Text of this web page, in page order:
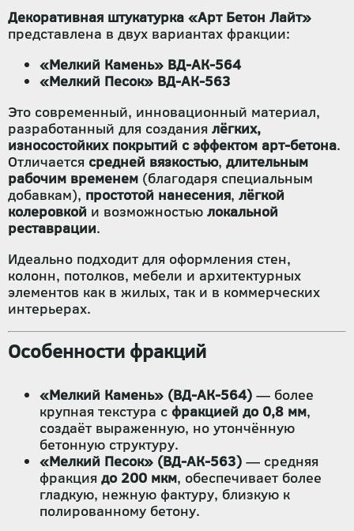
Декоративная штукатурка «Арт Бетон Лайт»
представлена в двух вариантах фракции:
«Мелкий Камень» ВД-АК-564
«Мелкий Песок» ВД-АК-563
Это современный, инновационный материал,
разработанный для создания лёгких,
износостойких покрытий с эффектом арт-бетона.
Отличается средней вязкостью, длительным
рабочим временем (благодаря специальным
добавкам), простотой нанесения, лёгкой
колеровкой и возможностью локальной
реставрации.
Идеально подходит для оформления стен,
колонн, потолков, мебели и архитектурных
элементов как в жилых, так и в коммерческих
интерьерах.
Особенности фракций
«Мелкий Камень» (ВД-АК-564) — более
крупная текстура с фракцией до 0,8 мм,
создаёт выраженную, но утончённую
бетонную структуру.
«Мелкий Песок» (ВД-АК-563) — средняя
фракция до 200 мкм, обеспечивает более
гладкую, нежную фактуру, близкую к
полированному бетону.